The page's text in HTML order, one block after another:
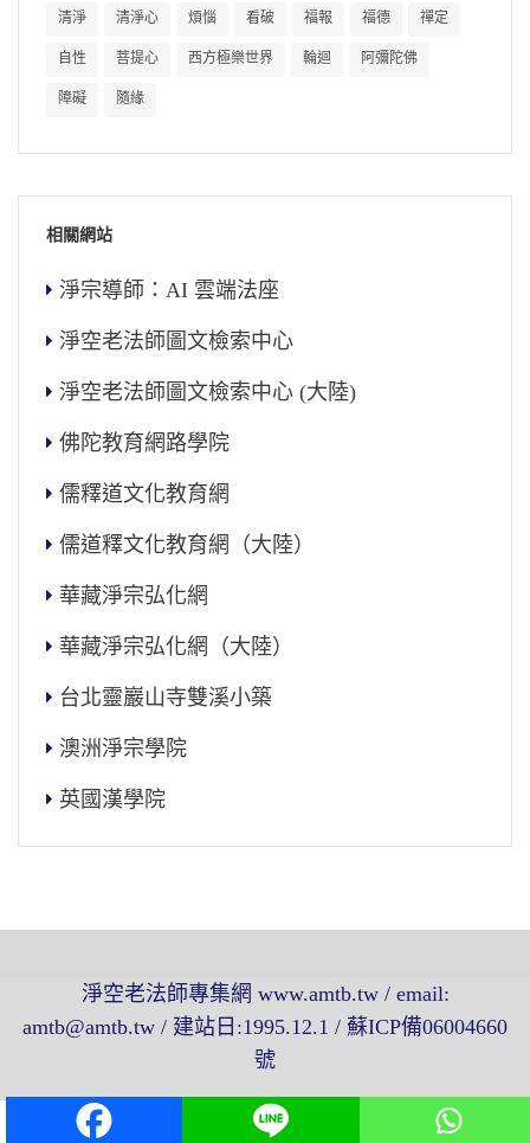
清淨 清淨心 煩惱 看破 福報 福德 禪定
自性 菩提心 西方極樂世界 輪迴 阿彌陀佛
障礙 隨緣
相關網站
淨宗導師：AI 雲端法座
淨空老法師圖文檢索中心
淨空老法師圖文檢索中心 (大陸)
佛陀教育網路學院
儒釋道文化教育網
儒道釋文化教育網（大陸）
華藏淨宗弘化網
華藏淨宗弘化網（大陸）
台北靈巖山寺雙溪小築
澳洲淨宗學院
英國漢學院
淨空老法師專集網 www.amtb.tw / email:
amtb@amtb.tw / 建站日:1995.12.1 / 蘇ICP備06004660
號